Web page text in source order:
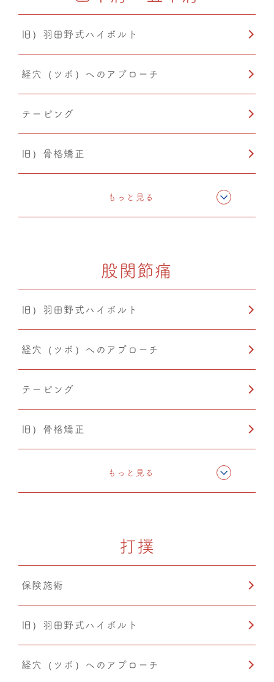
PIA(ピア)
産後矯正
自律神経調整
O脚矯正
旧）羽田野式ハイボルト
経穴（ツボ）へのアプローチ
テーピング
旧）骨格矯正
CMC筋膜ストレッチ（リリース）
もっと見る
股関節痛
旧）羽田野式ハイボルト
経穴（ツボ）へのアプローチ
テーピング
旧）骨格矯正
CMC筋膜ストレッチ（リリース）
温熱療法
もっと見る
打撲
保険施術
旧）羽田野式ハイボルト
経穴（ツボ）へのアプローチ